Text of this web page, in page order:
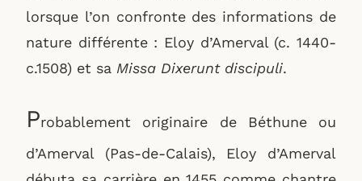
lorsque l’on confronte des informations de
nature différente : Eloy d’Amerval (c. 1440-
c.1508) et sa Missa Dixerunt discipuli.
Probablement originaire de Béthune ou
d’Amerval (Pas-de-Calais), Eloy d’Amerval